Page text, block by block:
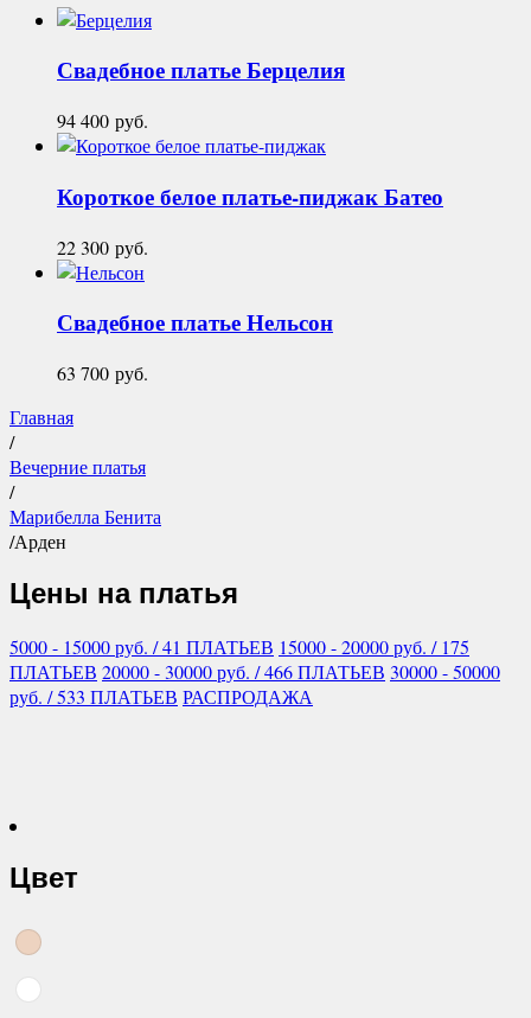
Свадебное платьеБерцелия
94 400 руб.
Короткое белое платье-пиджакБатео
22 300 руб.
Свадебное платьеНельсон
63 700 руб.
Главная
/
Вечерние платья
/
Марибелла Бенита
/Арден
Цены на платья
5000 - 15000руб. / 41 ПЛАТЬЕВ 15000 - 20000руб. / 175
ПЛАТЬЕВ 20000 - 30000руб. / 466 ПЛАТЬЕВ 30000 - 50000
руб. / 533 ПЛАТЬЕВ РАСПРОДАЖА
Цвет